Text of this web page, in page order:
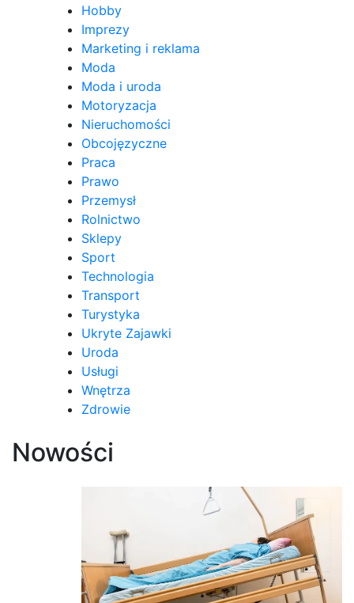
Hobby
Imprezy
Marketing i reklama
Moda
Moda i uroda
Motoryzacja
Nieruchomości
Obcojęzyczne
Praca
Prawo
Przemysł
Rolnictwo
Sklepy
Sport
Technologia
Transport
Turystyka
Ukryte Zajawki
Uroda
Usługi
Wnętrza
Zdrowie
Nowości